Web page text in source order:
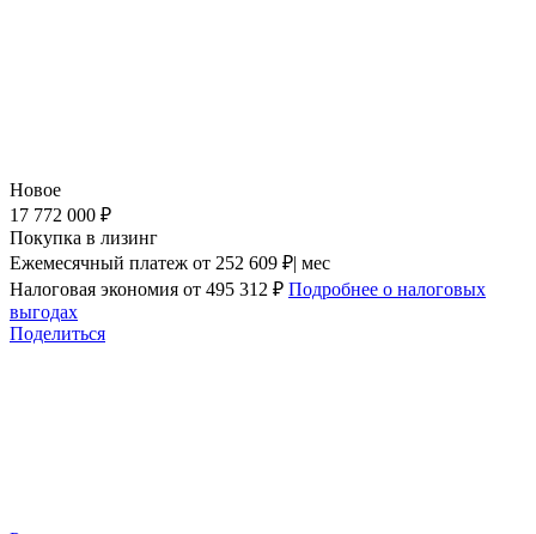
Новое
17 772 000 ₽
Покупка в лизинг
Ежемесячный платеж от 252 609 ₽| мес
Налоговая экономия от 495 312 ₽ Подробнее о налоговых
выгодах
Поделиться